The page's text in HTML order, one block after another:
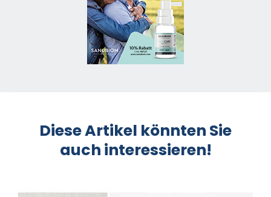
Diese Artikel könnten Sie
auch interessieren!